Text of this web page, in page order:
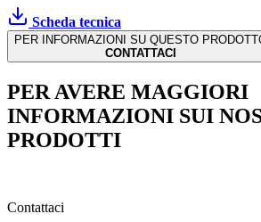
Scheda tecnica
PER INFORMAZIONI SU QUESTO
CONTATTACI
PER AVERE MAGGIORI
INFORMAZIONI SUI
PRODOTTI
Contattaci